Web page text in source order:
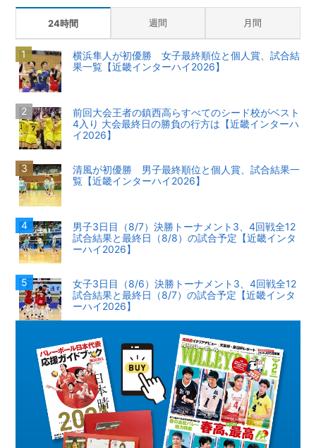
24時間 週間 月間
横浜隼人が初優勝 女子最終順位と個人賞、試合結
果一覧【近畿インターハイ2026】
前回大会王者の鎮西高らすべてのシード校がベスト
4入り 大会最終日の勝負の行方は【近畿インターハ
イ2026】
清風が初優勝 男子最終順位と個人賞、試合結果一
覧【近畿インターハイ2026】
男子3日目（8/7）決勝トーナメント3、4回戦全12
試合結果と最終日（8/8）の試合予定【近畿インタ
ーハイ2026】
女子3日目（8/6）決勝トーナメント3、4回戦全12
試合結果と最終日（8/7）の試合予定【近畿インタ
ーハイ2026】